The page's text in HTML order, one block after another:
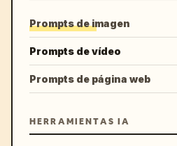
Prompts de imagen
Prompts de vídeo
Prompts de página web
HERRAMIENTAS IA